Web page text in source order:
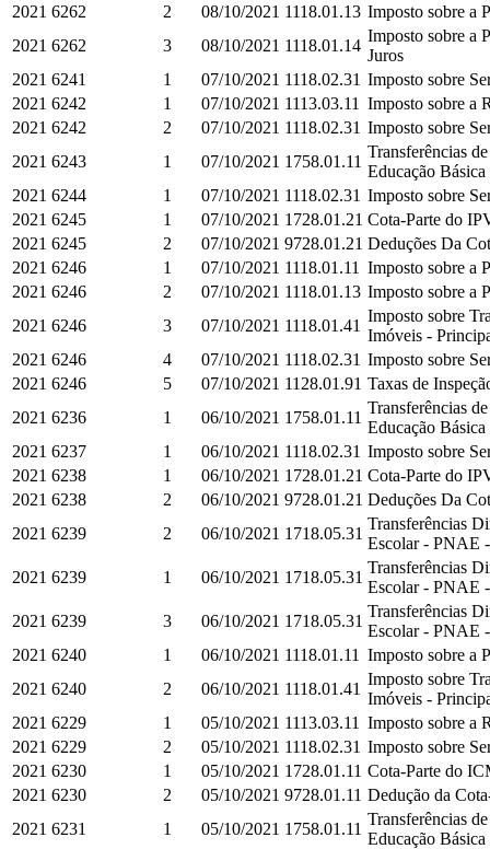
2021 6262 2 08/10/2021 1118.01.13 Imposto sobre a
2021 6262 3 08/10/2021 1118.01.14
Imposto sobre a
Juros
2021 6241 1 07/10/2021 1118.02.31 Imposto sobre
2021 6242 1 07/10/2021 1113.03.11 Imposto sobre a
2021 6242 2 07/10/2021 1118.02.31 Imposto sobre
2021 6243 1 07/10/2021 1758.01.11
Transferências
Educação
2021 6244 1 07/10/2021 1118.02.31 Imposto sobre
2021 6245 1 07/10/2021 1728.01.21 Cota-Parte do
2021 6245 2 07/10/2021 9728.01.21 Deduções Da
2021 6246 1 07/10/2021 1118.01.11 Imposto sobre a
2021 6246 2 07/10/2021 1118.01.13 Imposto sobre a
2021 6246 3 07/10/2021 1118.01.41
Imposto sobre
Imóveis -
2021 6246 4 07/10/2021 1118.02.31 Imposto sobre
2021 6246 5 07/10/2021 1128.01.91 Taxas de
2021 6236 1 06/10/2021 1758.01.11
Transferências
Educação
2021 6237 1 06/10/2021 1118.02.31 Imposto sobre
2021 6238 1 06/10/2021 1728.01.21 Cota-Parte do
2021 6238 2 06/10/2021 9728.01.21 Deduções Da
2021 6239 2 06/10/2021 1718.05.31
Transferências
Escolar - PNAE
2021 6239 1 06/10/2021 1718.05.31
Transferências
Escolar - PNAE
2021 6239 3 06/10/2021 1718.05.31
Transferências
Escolar - PNAE
2021 6240 1 06/10/2021 1118.01.11 Imposto sobre a
2021 6240 2 06/10/2021 1118.01.41
Imposto sobre
Imóveis -
2021 6229 1 05/10/2021 1113.03.11 Imposto sobre a
2021 6229 2 05/10/2021 1118.02.31 Imposto sobre
2021 6230 1 05/10/2021 1728.01.11 Cota-Parte do
2021 6230 2 05/10/2021 9728.01.11 Dedução da
2021 6231 1 05/10/2021 1758.01.11
Transferências
Educação